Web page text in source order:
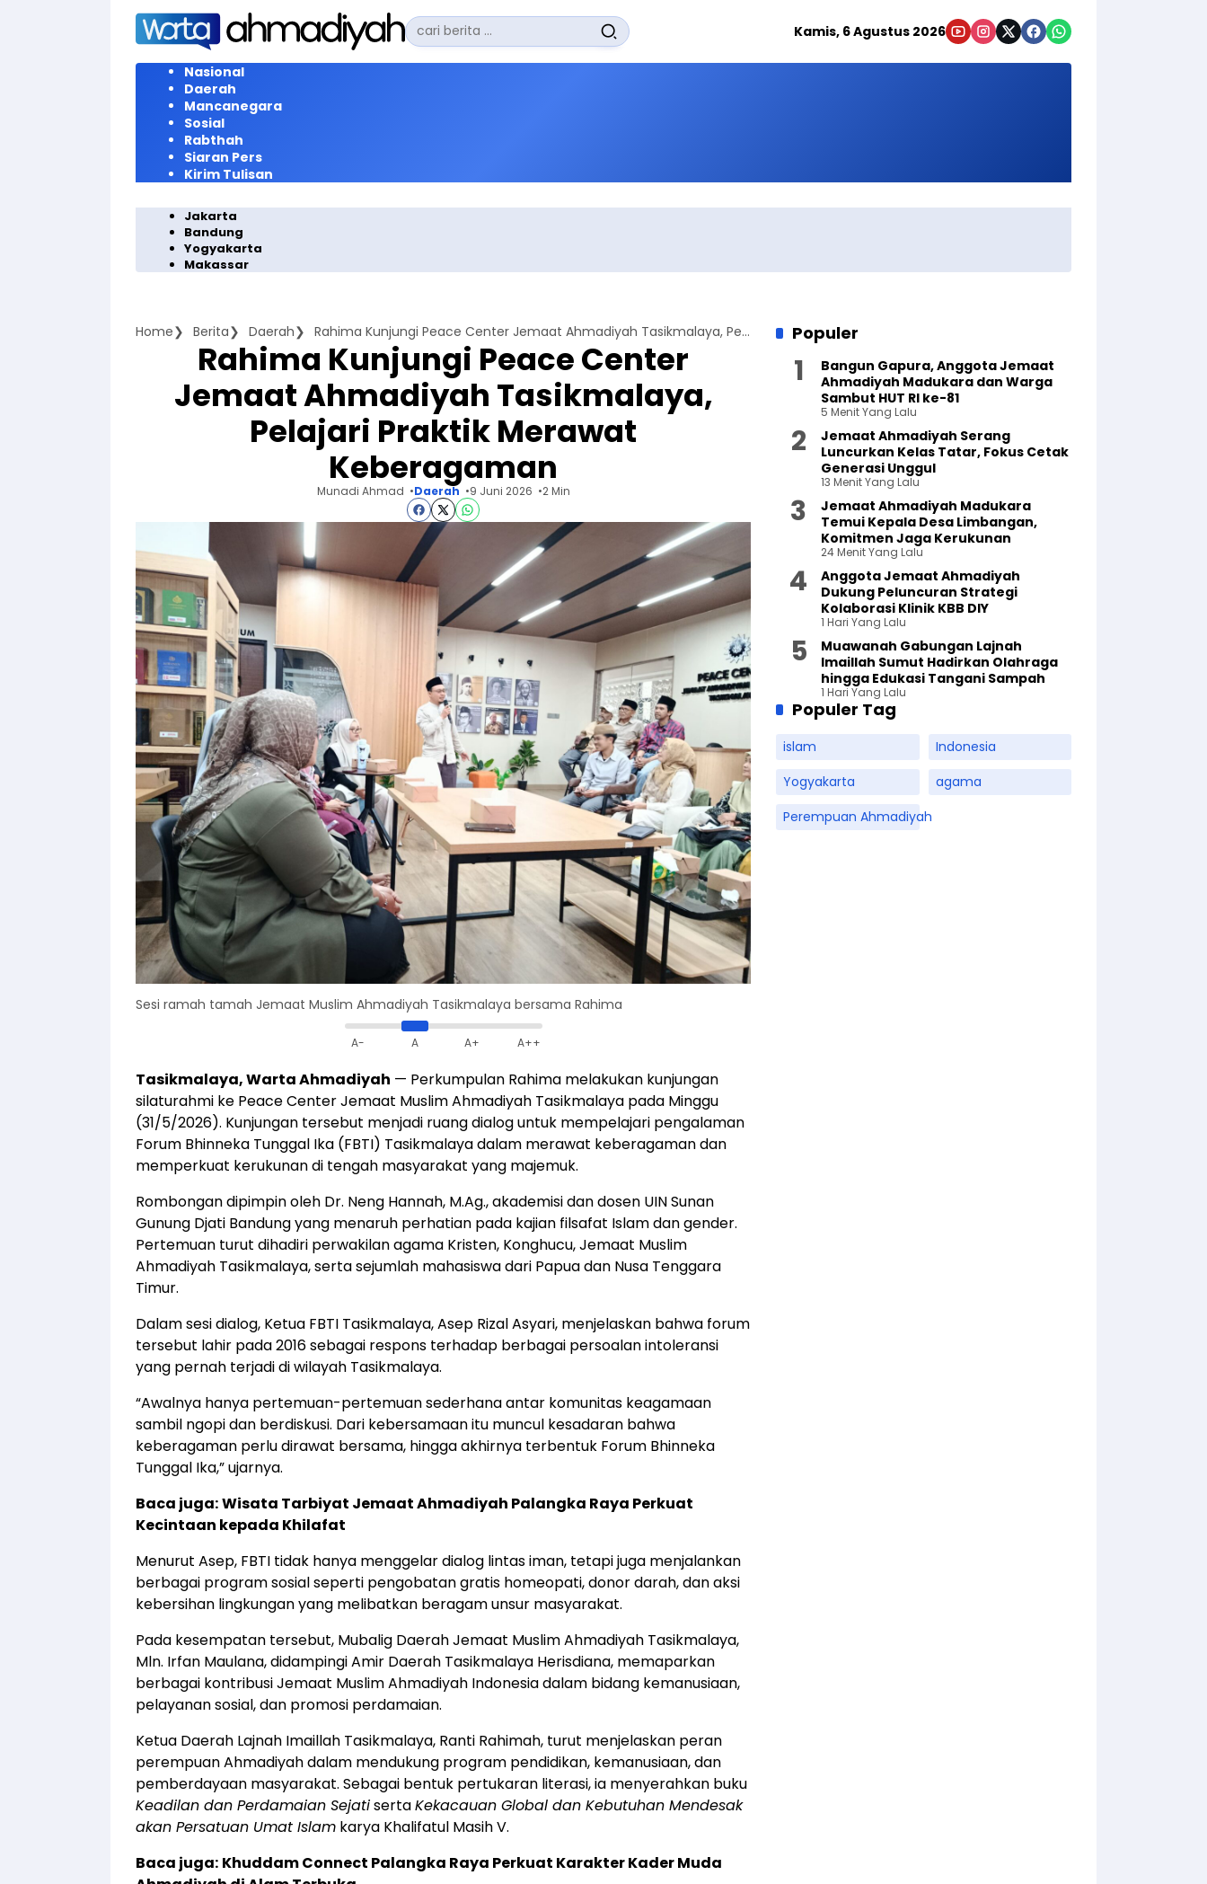
Langsung
konten
Pencarian
untuk:
Kamis, 6 Agustus 2026
Nasional
Daerah
Mancanegara
Sosial
Rabthah
Siaran Pers
Kirim Tulisan
Jakarta
Bandung
Yogyakarta
Makassar
Home Berita Daerah Rahima Kunjungi Peace Center Jemaat Ahmadiyah Tasikmalaya, Pelajari Praktik Merawat Keberagaman
Rahima Kunjungi Peace Center
Jemaat Ahmadiyah Tasikmalaya,
Pelajari Praktik Merawat
Keberagaman
Munadi Ahmad Daerah 9 Juni 2026 2 Min
Sesi ramah tamah Jemaat Muslim Ahmadiyah Tasikmalaya bersama Rahima
A- A A+ A++
Tasikmalaya, Warta Ahmadiyah — Perkumpulan Rahima melakukan kunjungan
silaturahmi ke Peace Center Jemaat Muslim Ahmadiyah Tasikmalaya pada Minggu
(31/5/2026). Kunjungan tersebut menjadi ruang dialog untuk mempelajari pengalaman
Forum Bhinneka Tunggal Ika (FBTI) Tasikmalaya dalam merawat keberagaman dan
memperkuat kerukunan di tengah masyarakat yang majemuk.
Rombongan dipimpin oleh Dr. Neng Hannah, M.Ag., akademisi dan dosen UIN Sunan
Gunung Djati Bandung yang menaruh perhatian pada kajian filsafat Islam dan gender.
Pertemuan turut dihadiri perwakilan agama Kristen, Konghucu, Jemaat Muslim
Ahmadiyah Tasikmalaya, serta sejumlah mahasiswa dari Papua dan Nusa Tenggara
Timur.
Dalam sesi dialog, Ketua FBTI Tasikmalaya, Asep Rizal Asyari, menjelaskan bahwa forum
tersebut lahir pada 2016 sebagai respons terhadap berbagai persoalan intoleransi
yang pernah terjadi di wilayah Tasikmalaya.
“Awalnya hanya pertemuan-pertemuan sederhana antar komunitas keagamaan
sambil ngopi dan berdiskusi. Dari kebersamaan itu muncul kesadaran bahwa
keberagaman perlu dirawat bersama, hingga akhirnya terbentuk Forum Bhinneka
Tunggal Ika,” ujarnya.
Baca juga:Wisata Tarbiyat Jemaat Ahmadiyah Palangka Raya Perkuat
Kecintaan kepada Khilafat
Menurut Asep, FBTI tidak hanya menggelar dialog lintas iman, tetapi juga menjalankan
berbagai program sosial seperti pengobatan gratis homeopati, donor darah, dan aksi
kebersihan lingkungan yang melibatkan beragam unsur masyarakat.
Pada kesempatan tersebut, Mubalig Daerah Jemaat Muslim Ahmadiyah Tasikmalaya,
Mln. Irfan Maulana, didampingi Amir Daerah Tasikmalaya Herisdiana, memaparkan
berbagai kontribusi Jemaat Muslim Ahmadiyah Indonesia dalam bidang kemanusiaan,
pelayanan sosial, dan promosi perdamaian.
Ketua Daerah Lajnah Imaillah Tasikmalaya, Ranti Rahimah, turut menjelaskan peran
perempuan Ahmadiyah dalam mendukung program pendidikan, kemanusiaan, dan
pemberdayaan masyarakat. Sebagai bentuk pertukaran literasi, ia menyerahkan buku
Keadilan dan Perdamaian SejatisertaKekacauan Global dan Kebutuhan Mendesak
akan Persatuan Umat Islam karya Khalifatul Masih V.
Baca juga: Khuddam Connect Palangka Raya Perkuat Karakter Kader Muda
Populer
Bangun Gapura, Anggota Jemaat
Ahmadiyah Madukara dan Warga
Sambut HUT RI ke-81
5 Menit Yang Lalu
Jemaat Ahmadiyah Serang
Luncurkan Kelas Tatar, Fokus Cetak
Generasi Unggul
13 Menit Yang Lalu
Jemaat Ahmadiyah Madukara
Temui Kepala Desa Limbangan,
Komitmen Jaga Kerukunan
24 Menit Yang Lalu
Anggota Jemaat Ahmadiyah
Dukung Peluncuran Strategi
Kolaborasi Klinik KBB DIY
1 Hari Yang Lalu
Muawanah Gabungan Lajnah
Imaillah Sumut Hadirkan Olahraga
hingga Edukasi Tangani Sampah
1 Hari Yang Lalu
Populer Tag
islam
Indonesia
Yogyakarta
agama
Perempuan Ahmadiyah